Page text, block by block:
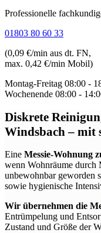
Professionelle
01803 80 60 33
(0,09 €/min aus dt. FN,
max. 0,42 €/min Mobil)
Montag-Freitag 08:00 -
Wochenende 08:00 -
Diskrete
Windsbach– mit
Eine Messie-Wohnung
wenn Wohnräume durch
unbewohnbar geworden
sowie hygienische
Wir übernehmen die
Entrümpelung und
Zustand und Größe der